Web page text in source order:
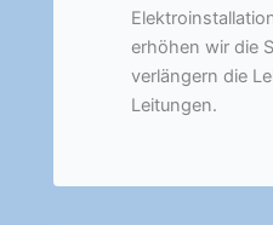
erhöhen wir die
verlängern die
Leitungen.